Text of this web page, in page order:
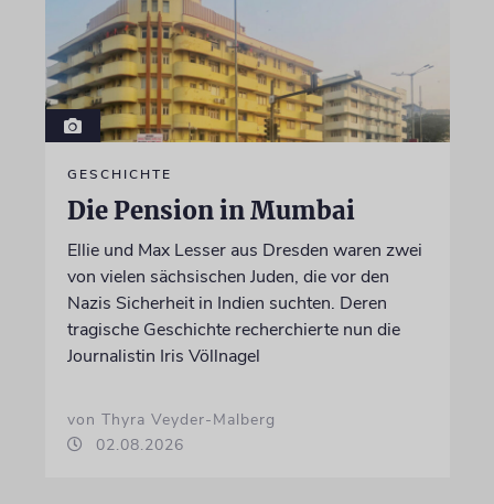
GESCHICHTE
Die Pension in Mumbai
Ellie und Max Lesser aus Dresden waren zwei
von vielen sächsischen Juden, die vor den
Nazis Sicherheit in Indien suchten. Deren
tragische Geschichte recherchierte nun die
Journalistin Iris Völlnagel
von Thyra Veyder-Malberg
02.08.2026